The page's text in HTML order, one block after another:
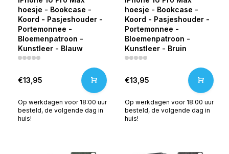
hoesje - Bookcase -
Koord - Pasjeshouder -
Portemonnee -
Bloemenpatroon -
Kunstleer - Blauw
€13,95
Op werkdagen voor 18:00 uur
besteld, de volgende dag in
huis!
hoesje - Bookcase -
Koord - Pasjeshouder -
Portemonnee -
Bloemenpatroon -
Kunstleer - Bruin
€13,95
Op werkdagen voor 18:00 uur
besteld, de volgende dag in
huis!